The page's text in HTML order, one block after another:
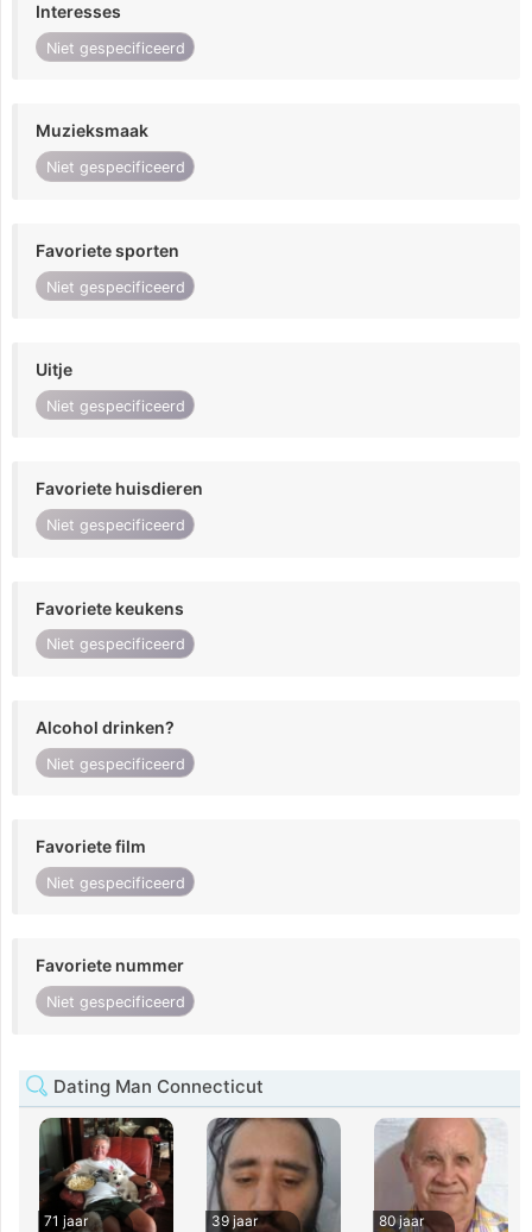
Interesses
Niet gespecificeerd
Muzieksmaak
Niet gespecificeerd
Favoriete sporten
Niet gespecificeerd
Uitje
Niet gespecificeerd
Favoriete huisdieren
Niet gespecificeerd
Favoriete keukens
Niet gespecificeerd
Alcohol drinken?
Niet gespecificeerd
Favoriete film
Niet gespecificeerd
Favoriete nummer
Niet gespecificeerd
Dating Man Connecticut
71 jaar
39 jaar
80 jaar